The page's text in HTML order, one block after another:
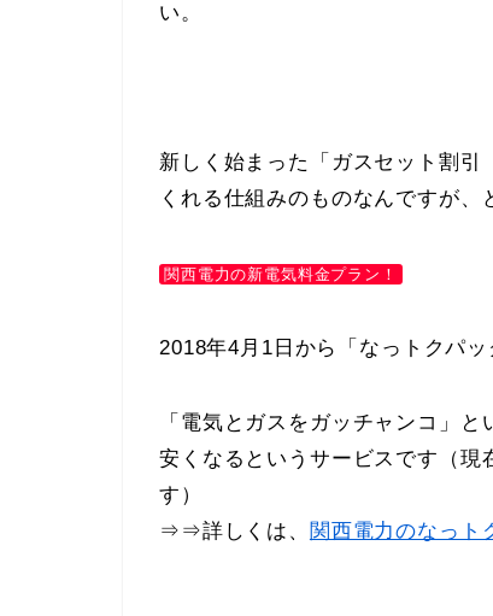
い。
新しく始まった「ガスセット割引
くれる仕組みのものなんですが
関西電力の新電気料金プラン！
2018年4月1日から「なっトクパ
「電気とガスをガッチャンコ」
安くなるというサービスです（現
す）
⇒⇒詳しくは、 関西電力のなっト